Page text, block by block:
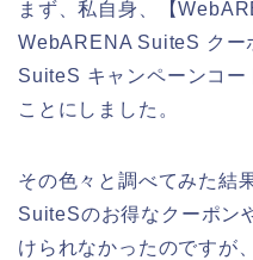
まず、私自身、【
WebARENA SuiteS クー
SuiteS キャンペーンコー
ことにしました。
その色々と調べてみた結
SuiteSのお得なクーポン
けられなかったのですが